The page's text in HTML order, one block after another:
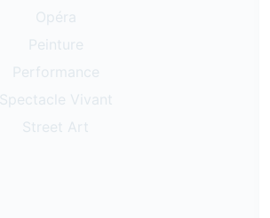
Opéra
Peinture
Performance
Spectacle Vivant
Street Art